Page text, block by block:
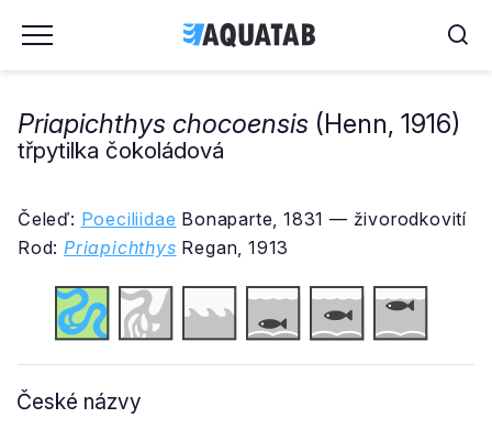
Priapichthys chocoensis (Henn, 1916)
třpytilka čokoládová
Čeleď: Poeciliidae Bonaparte, 1831 — živorodkovití
Rod: Priapichthys Regan, 1913
České názvy